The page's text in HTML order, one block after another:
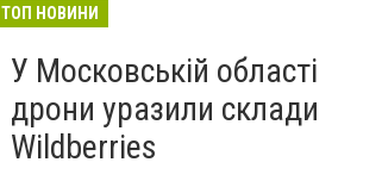
ТОП НОВИНИ
У Московській області
дрони уразили склади
Wildberries